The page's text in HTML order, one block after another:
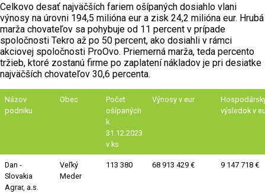
Celkovo desať najväčších fariem ošípaných dosiahlo vlani
výnosy na úrovni 194,5 milióna eur a zisk 24,2 milióna eur. Hrubá
marža chovateľov sa pohybuje od 11 percent v prípade
spoločnosti Tekro až po 50 percent, ako dosiahli v rámci
akciovej spoločnosti ProOvo. Priemerná marža, teda percento
tržieb, ktoré zostanú firme po zaplatení nákladov je pri desiatke
najväčších chovateľov 30,6 percenta.
Názov
podniku
Obec
Počet
ošípaných
k
31.12.2023
v ks
Výnosy v eur
výsledok v
Dan -
Slovakia
Agrar, a.s.
Veľký
Meder
113 380 68 913 429 € 9 147 718 €